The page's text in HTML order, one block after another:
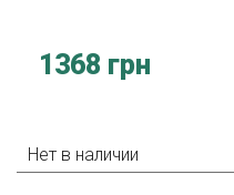
1368 грн
Нет в наличии